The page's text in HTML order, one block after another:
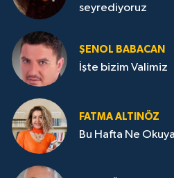
seyrediyoruz
ŞENOL BABACAN
İşte bizim Valimiz
FATMA ALTINÖZ
Bu Hafta Ne